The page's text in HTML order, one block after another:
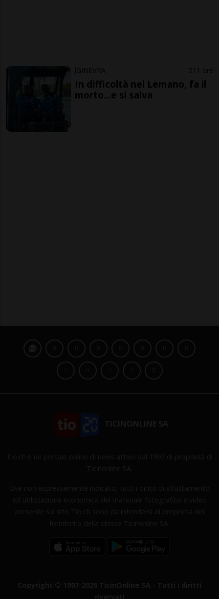
GINEVRA 11 ore
In difficoltà nel Lemano, fa il
morto...e si salva